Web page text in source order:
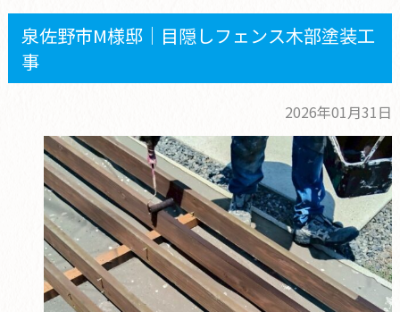
泉佐野市M様邸｜目隠しフェンス木部塗装工
事
2026年01月31日